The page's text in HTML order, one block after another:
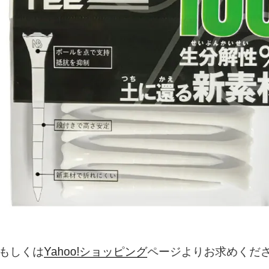
もしくはYahoo!ショッピングページよりお求めくださ